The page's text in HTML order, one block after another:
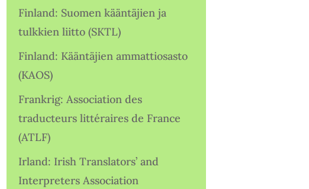
Finland: Suomen kääntäjien ja
tulkkien liitto (SKTL)
Finland: Kääntäjien ammattiosasto
(KAOS)
Frankrig: Association des
traducteurs littéraires de France
(ATLF)
Irland: Irish Translators’ and
Interpreters Association